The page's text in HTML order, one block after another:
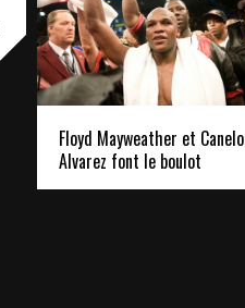
Floyd Mayweather et Canelo
Alvarez font le boulot